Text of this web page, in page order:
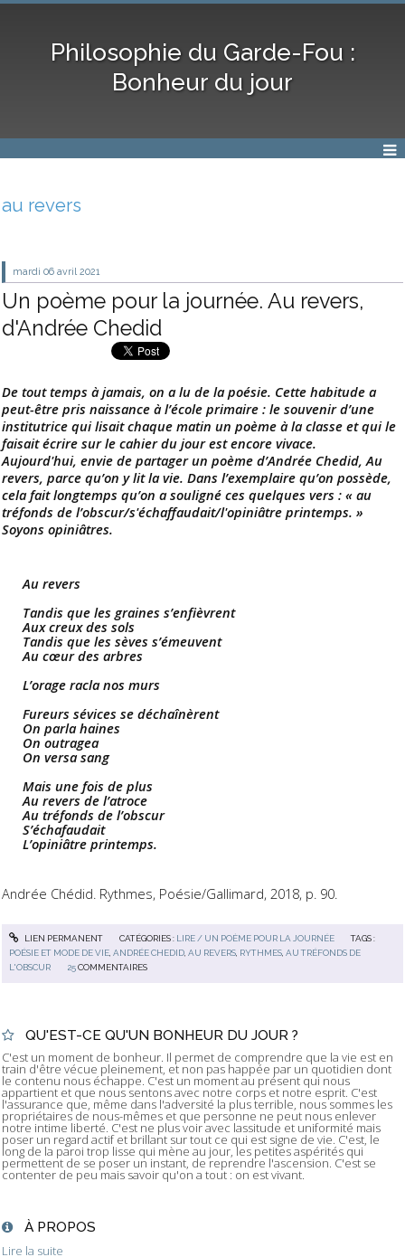
Philosophie du Garde-Fou :
Bonheur du jour
au revers
mardi 06 avril 2021
Un poème pour la journée. Au revers,
d'Andrée Chedid
De tout temps à jamais, on a lu de la poésie. Cette habitude a
peut-être pris naissance à l’école primaire : le souvenir d’une
institutrice qui lisait chaque matin un poème à la classe et qui le
faisait écrire sur le cahier du jour est encore vivace.
Aujourd'hui, envie de partager un poème d’Andrée Chedid, Au
revers, parce qu’on y lit la vie. Dans l’exemplaire qu’on possède,
cela fait longtemps qu’on a souligné ces quelques vers : « au
tréfonds de l’obscur/s'échaffaudait/l'opiniâtre printemps. »
Soyons opiniâtres.
Au revers
Tandis que les graines s’enfièvrent
Aux creux des sols
Tandis que les sèves s’émeuvent
Au cœur des arbres
L’orage racla nos murs
Fureurs sévices se déchaînèrent
On parla haines
On outragea
On versa sang
Mais une fois de plus
Au revers de l’atroce
Au tréfonds de l’obscur
S’échafaudait
L’opiniâtre printemps.
Andrée Chédid. Rythmes, Poésie/Gallimard, 2018, p. 90.
LIEN PERMANENT CATÉGORIES : LIRE / UN POÈME POUR LA JOURNÉE
TAGS :
POÉSIE ET MODE DE VIE,ANDRÉE CHEDID,AU REVERS, RYTHMES,AU TRÉFONDS DE
L'OBSCUR
25 COMMENTAIRES
QU'EST-CE QU'UN BONHEUR DU JOUR ?
C'est un moment de bonheur. Il permet de comprendre que la vie est en
train d'être vécue pleinement, et non pas happée par un quotidien dont
le contenu nous échappe. C'est un moment au présent qui nous
appartient et que nous sentons avec notre corps et notre esprit. C'est
l'assurance que, même dans l'adversité la plus terrible, nous sommes les
propriétaires de nous-mêmes et que personne ne peut nous enlever
notre intime liberté. C'est ne plus voir avec lassitude et uniformité mais
poser un regard actif et brillant sur tout ce qui est signe de vie. C'est, le
long de la paroi trop lisse qui mène au jour, les petites aspérités qui
permettent de se poser un instant, de reprendre l'ascension. C'est se
contenter de peu mais savoir qu'on a tout : on est vivant.
À PROPOS
Lire la suite